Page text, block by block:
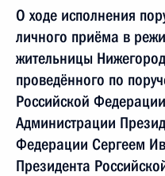
О ходе исполнения
личного приёма в
жительницы
проведённого по
Российской
Администрации
Федерации Сергеем
Президента